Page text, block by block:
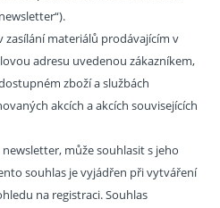
zasílání materiálů prodávajícím v
adresu uvedenou zákazníkem,
zboží a službách
akcích a akcích souvisejících
může souhlasit s jeho
souhlas je vyjádřen při vytváření
na registraci. Souhlas